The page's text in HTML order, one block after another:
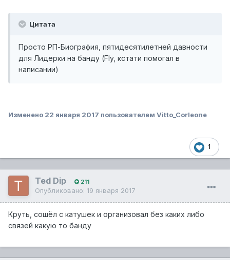
Цитата
Просто РП-Биография, пятидесятилетней давности
для Лидерки на банду (Fly, кстати помогал в
написании)
Изменено 22 января 2017 пользователем Vitto_Corleone
1
Ted Dip 211
Опубликовано: 19 января 2017
Круть, сошёл с катушек и организовал без каких либо
связей какую то банду